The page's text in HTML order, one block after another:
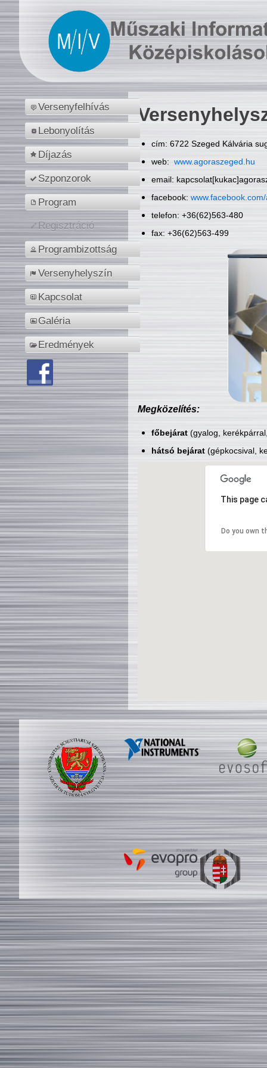
Versenyfelhívás
Lebonyolítás
Díjazás
Szponzorok
Program
Regisztráció
Programbizottság
Versenyhelyszín
Kapcsolat
Galéria
Eredmények
cím: 6722 Szeged Kálvária
web: www.agoraszeged.hu
email:
facebook:
telefon: +36(62)563-480
fax: +36(62)563-499
Megközelítés:
főbejárat(gyalog,
hátsó bejárat(gépkocsival,
This page
Do you own